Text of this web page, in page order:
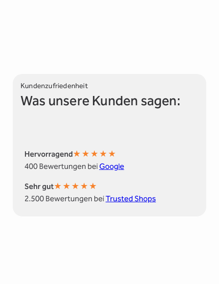
Kundenzufriedenheit
Was unsere Kunden sagen:
Hervorragend★★★★★
400 Bewertungen beiGoogle
Sehr gut★★★★★
2.500 Bewertungen beiTrusted Shops